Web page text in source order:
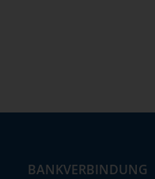
BANKVERBINDUNG